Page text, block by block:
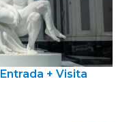
+ Visita